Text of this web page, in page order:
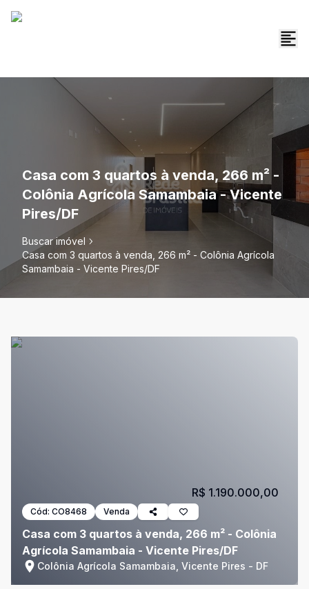
Casa com 3 quartos à venda, 266 m² -
Colônia Agrícola Samambaia - Vicente
Pires/DF
Buscar imóvel
Casa com 3 quartos à venda, 266 m² - Colônia Agrícola
Samambaia - Vicente Pires/DF
Cód: CO8468 Venda
Casa com 3 quartos à venda, 266 m² - Colônia
Agrícola Samambaia - Vicente Pires/DF
Colônia Agrícola Samambaia, Vicente Pires - DF
R$ 1.190.000,00